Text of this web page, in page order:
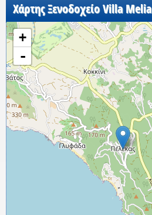
Χάρτης Ξενοδοχείο Villa Melia
+
-